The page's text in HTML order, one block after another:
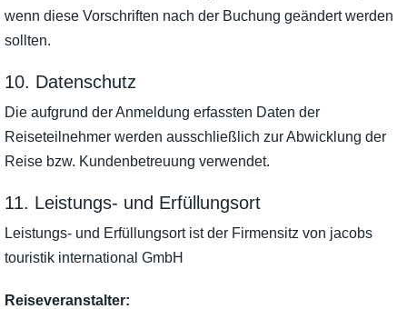
wenn diese Vorschriften nach der Buchung geändert werden
sollten.
10. Datenschutz
Die aufgrund der Anmeldung erfassten Daten der
Reiseteilnehmer werden ausschließlich zur Abwicklung der
Reise bzw. Kundenbetreuung verwendet.
11. Leistungs- und Erfüllungsort
Leistungs- und Erfüllungsort ist der Firmensitz von jacobs
touristik international GmbH
Reiseveranstalter: